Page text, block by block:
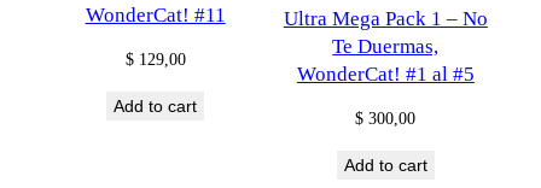
WonderCat! #11
$129,00
Add to cart
Ultra Mega Pack 1 – No
Te Duermas,
WonderCat! #1 al #5
$ 300,00
Add to cart